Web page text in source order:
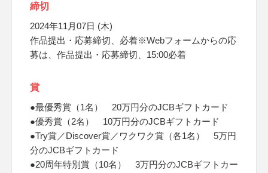
締切
2024年11月07日 (木)
作品提出・応募締切、必着※Webフォームからの応
募は、作品提出・応募締切、15:00必着
賞
●最優秀賞（1名） 20万円分のJCBギフトカード
●優秀賞（2名） 10万円分のJCBギフトカード
●Try賞／Discover賞／ワクワク賞（各1名） 5万円
分のJCBギフトカード
●20周年特別賞（10名） 3万円分のJCBギフトカー